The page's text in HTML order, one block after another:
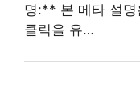
명:** 본 메타 설명
클릭을 유…